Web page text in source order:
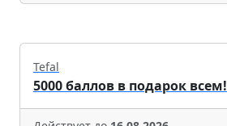
Tefal
5000 баллов в подарок всем!